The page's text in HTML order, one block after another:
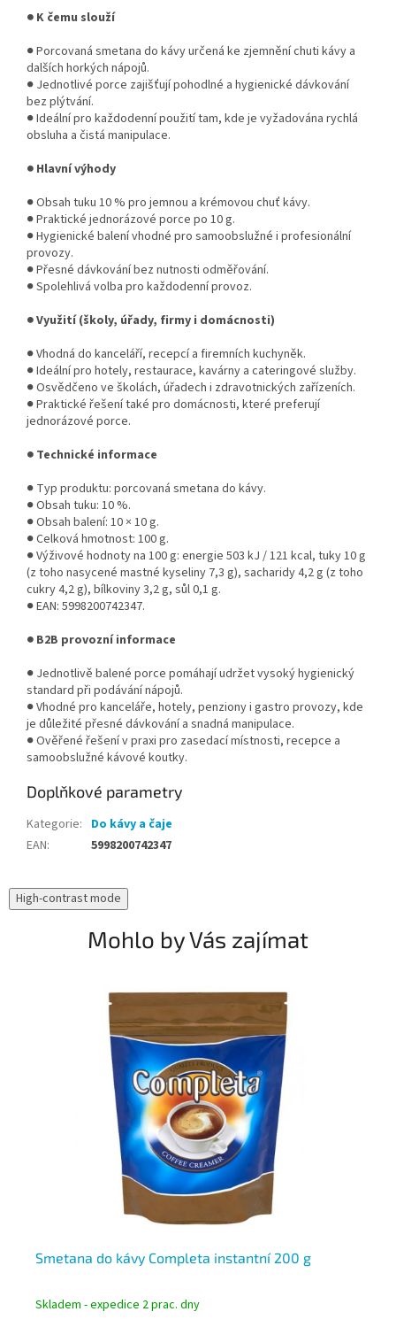
● K čemu slouží
● Porcovaná smetana do kávy určená ke zjemnění chuti kávy a
dalších horkých nápojů.
● Jednotlivé porce zajišťují pohodlné a hygienické dávkování
bez plýtvání.
● Ideální pro každodenní použití tam, kde je vyžadována rychlá
obsluha a čistá manipulace.
● Hlavní výhody
● Obsah tuku 10 % pro jemnou a krémovou chuť kávy.
● Praktické jednorázové porce po 10 g.
● Hygienické balení vhodné pro samoobslužné i profesionální
provozy.
● Přesné dávkování bez nutnosti odměřování.
● Spolehlivá volba pro každodenní provoz.
● Využití (školy, úřady, firmy i domácnosti)
● Vhodná do kanceláří, recepcí a firemních kuchyněk.
● Ideální pro hotely, restaurace, kavárny a cateringové služby.
● Osvědčeno ve školách, úřadech i zdravotnických zařízeních.
● Praktické řešení také pro domácnosti, které preferují
jednorázové porce.
● Technické informace
● Typ produktu: porcovaná smetana do kávy.
● Obsah tuku: 10 %.
● Obsah balení: 10 × 10 g.
● Celková hmotnost: 100 g.
● Výživové hodnoty na 100 g: energie 503 kJ / 121 kcal, tuky 10 g
(z toho nasycené mastné kyseliny 7,3 g), sacharidy 4,2 g (z toho
cukry 4,2 g), bílkoviny 3,2 g, sůl 0,1 g.
● EAN: 5998200742347.
● B2B provozní informace
● Jednotlivě balené porce pomáhají udržet vysoký hygienický
standard při podávání nápojů.
● Vhodné pro kanceláře, hotely, penziony i gastro provozy, kde
je důležité přesné dávkování a snadná manipulace.
● Ověřené řešení v praxi pro zasedací místnosti, recepce a
samoobslužné kávové koutky.
Doplňkové parametry
Kategorie: Do kávy a čaje
EAN: 5998200742347
High-contrast mode
Mohlo by Vás zajímat
Smetana do kávy Completa instantní 200 g
Skladem - expedice 2 prac. dny